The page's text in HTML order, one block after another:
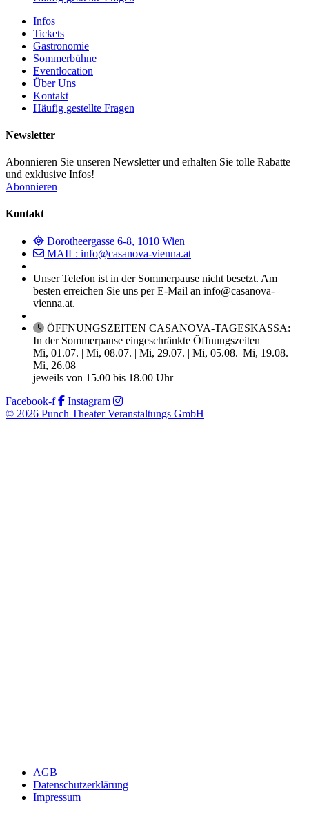
Infos
Tickets
Gastronomie
Sommerbühne
Eventlocation
Über Uns
Kontakt
Häufig gestellte Fragen
Newsletter
Abonnieren Sie unseren Newsletter und erhalten Sie tolle Rabatte
und exklusive Infos!
Abonnieren
Kontakt
Dorotheergasse 6-8, 1010 Wien
MAIL: info@casanova-vienna.at
Unser Telefon ist in der Sommerpause nicht besetzt. Am
besten erreichen Sie uns per E-Mail an info@casanova-
vienna.at.
ÖFFNUNGSZEITEN CASANOVA-TAGESKASSA:
In der Sommerpause eingeschränkte Öffnungszeiten
Mi, 01.07. | Mi, 08.07. | Mi, 29.07. | Mi, 05.08.| Mi, 19.08. |
Mi, 26.08
jeweils von 15.00 bis 18.00 Uhr
Facebook-f
Instagram
© 2026 Punch Theater Veranstaltungs GmbH
AGB
Datenschutzerklärung
Impressum